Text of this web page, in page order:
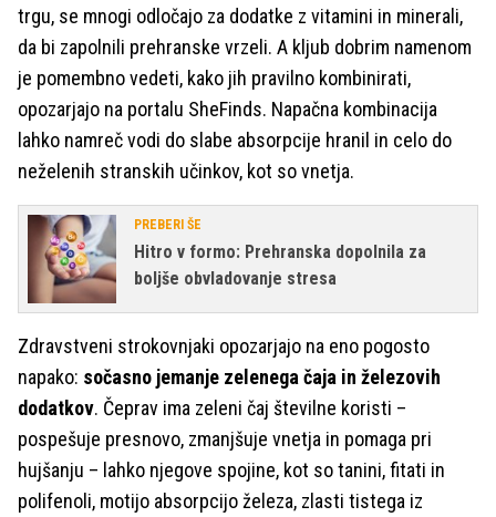
trgu, se mnogi odločajo za dodatke z vitamini in minerali,
da bi zapolnili prehranske vrzeli. A kljub dobrim namenom
je pomembno vedeti, kako jih pravilno kombinirati,
opozarjajo na portalu SheFinds. Napačna kombinacija
lahko namreč vodi do slabe absorpcije hranil in celo do
neželenih stranskih učinkov, kot so vnetja.
PREBERI ŠE
Hitro v formo: Prehranska dopolnila za
boljše obvladovanje stresa
Zdravstveni strokovnjaki opozarjajo na eno pogosto
napako: sočasno jemanje zelenega čaja in železovih
dodatkov. Čeprav ima zeleni čaj številne koristi –
pospešuje presnovo, zmanjšuje vnetja in pomaga pri
hujšanju – lahko njegove spojine, kot so tanini, fitati in
polifenoli, motijo absorpcijo železa, zlasti tistega iz